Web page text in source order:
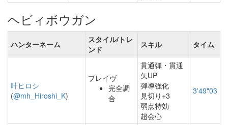
ヘビィボウガン
ハンターネーム
スタイル/トレ
ンド
スキル タイム
叶ヒロシ
(@mh_Hiroshi_K)
ブレイヴ
完全調
合
貫通弾・貫通
矢UP
弾導強化
見切り+3
弱点特効
超会心
3'49"03